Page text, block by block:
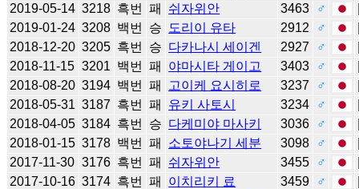
2019-05-14 3218 흑번 패 쉬자위안 3463 ♂
2019-01-24 3208 백번 승 도리이 유타 2912 ♂
2018-12-20 3205 흑번 승 다카나시 세이겐 2927 ♂
2018-11-15 3201 백번 패 야마시타 게이고 3403 ♂
2018-08-20 3194 백번 패 고이케 요시히로 3237 ♂
2018-05-31 3187 흑번 패 유키 사토시 3234 ♂
2018-04-05 3184 흑번 승 다케미야 마사키 3036 ♂
2018-01-15 3178 백번 패 소토야나기 세분 3098 ♂
2017-11-30 3176 흑번 패 쉬자위안 3455 ♂
2017-10-16 3174 흑번 패 이치리키 료 3459 ♂